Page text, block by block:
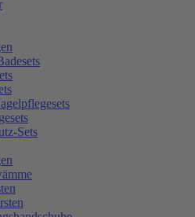
Sets